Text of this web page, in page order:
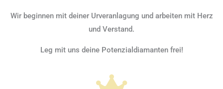
Wir beginnen mit deiner Urveranlagung und arbeiten mit Herz
und Verstand.
Leg mit uns deine Potenzialdiamanten frei!